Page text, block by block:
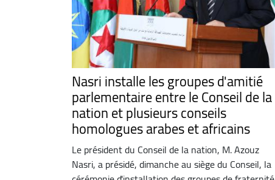
Nasri installe les groupes d'amitié
parlementaire entre le Conseil de la
nation et plusieurs conseils
homologues arabes et africains
Le président du Conseil de la nation, M. Azouz
Nasri, a présidé, dimanche au siège du Conseil, la